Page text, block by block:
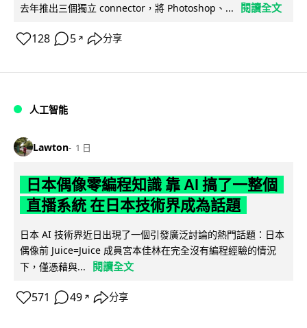
去年推出三個獨立 connector，將 Photoshop、...
閱讀全文
128 5 ↗ 分享
人工智能
Lawton 1 日
日本偶像零編程知識 靠 AI 搞了一整個
直播系統 在日本技術界成為話題
日本 AI 技術界近日出現了一個引發廣泛討論的熱門話題：日本
偶像前 Juice=Juice 成員宮本佳林在完全沒有編程經驗的情況
下，僅憑藉與...
閱讀全文
571 49 ↗ 分享